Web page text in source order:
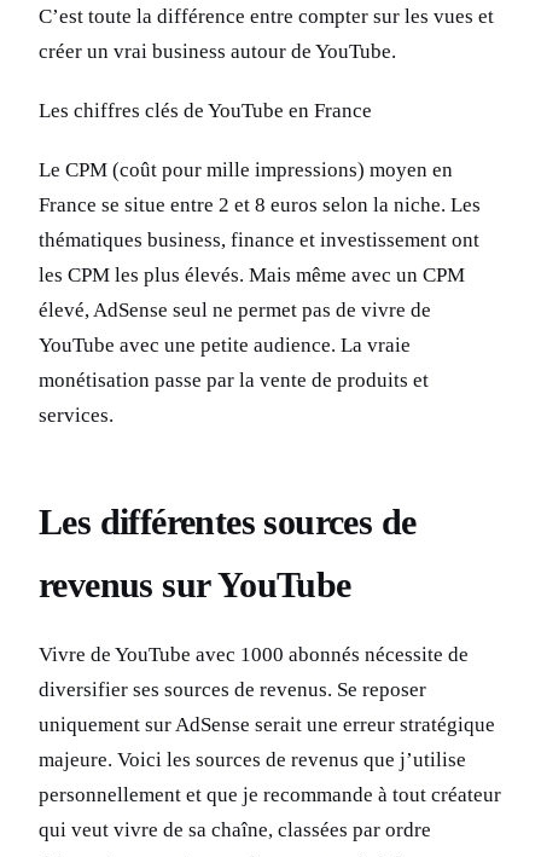
C’est toute la différence entre compter sur les vues et
créer un vrai business autour de YouTube.
Les chiffres clés de YouTube en France
Le CPM (coût pour mille impressions) moyen en
France se situe entre 2 et 8 euros selon la niche. Les
thématiques business, finance et investissement ont
les CPM les plus élevés. Mais même avec un CPM
élevé, AdSense seul ne permet pas de vivre de
YouTube avec une petite audience. La vraie
monétisation passe par la vente de produits et
services.
Les différentes sources de
revenus sur YouTube
Vivre de YouTube avec 1000 abonnés nécessite de
diversifier ses sources de revenus. Se reposer
uniquement sur AdSense serait une erreur stratégique
majeure. Voici les sources de revenus que j’utilise
personnellement et que je recommande à tout créateur
qui veut vivre de sa chaîne, classées par ordre